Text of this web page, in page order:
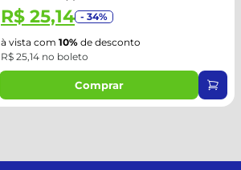
R$ 25,14 - 34%
à vista com 10% de desconto
R$ 25,14 no boleto
Comprar